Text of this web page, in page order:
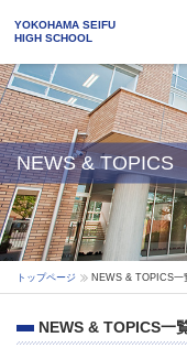
YOKOHAMA SEIFU
HIGH SCHOOL
NEWS & TOPICS
トップページ NEWS & TOPICS一
NEWS & TOPICS一